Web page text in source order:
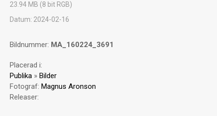
23.94 MB (8 bit RGB)
Datum: 2024-02-16
Bildnummer: MA_160224_3691
Placerad i:
Publika » Bilder
Fotograf: Magnus Aronson
Releaser: